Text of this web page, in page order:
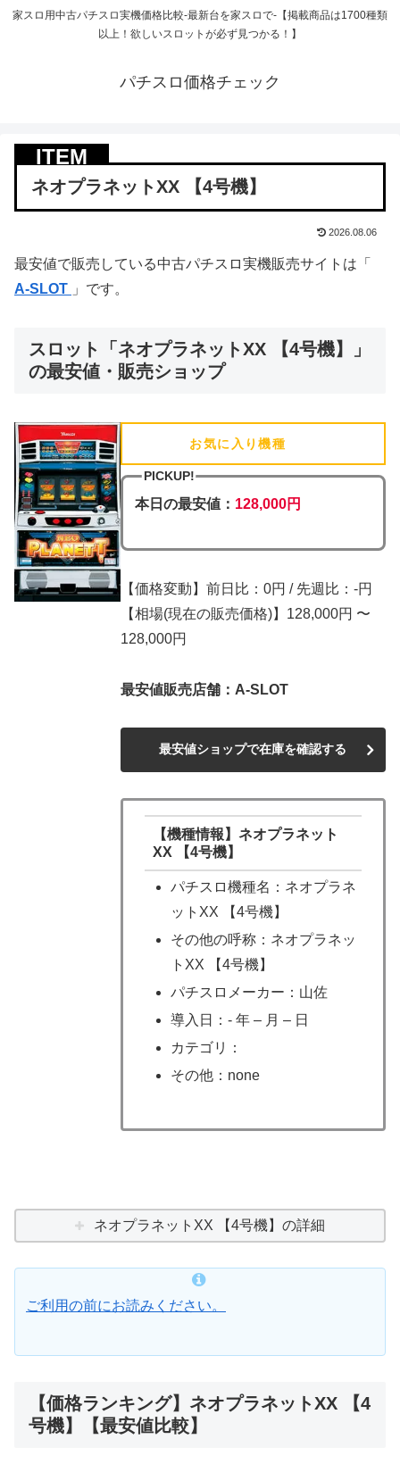
家スロ用中古パチスロ実機価格比較-最新台を家スロで-【掲載商品は1700種類
以上！欲しいスロットが必ず見つかる！】
パチスロ価格チェック
ネオプラネットXX 【4号機】
2026.08.06
最安値で販売している中古パチスロ実機販売サイトは「
A-SLOT 」です。
スロット「ネオプラネットXX 【4号機】」
の最安値・販売ショップ
お気に入り機種
PICKUP!
本日の最安値： 128,000円
【価格変動】前日比：0円 / 先週比：-円
【相場(現在の販売価格)】128,000円 〜
128,000円
最安値販売店舗：A-SLOT
最安値ショップで在庫を確認する
【機種情報】ネオプラネット
XX 【4号機】
パチスロ機種名：ネオプラネ
ットXX 【4号機】
その他の呼称：ネオプラネッ
トXX 【4号機】
パチスロメーカー：山佐
導入日：- 年 – 月 – 日
カテゴリ：
その他：none
ネオプラネットXX 【4号機】の詳細
ご利用の前にお読みください。
【価格ランキング】ネオプラネットXX 【4
号機】【最安値比較】